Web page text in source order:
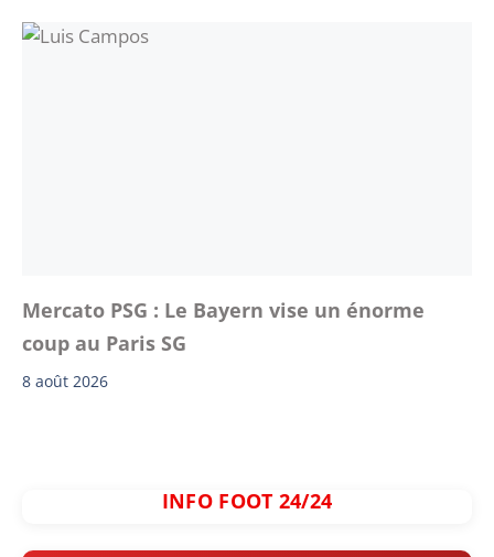
Mercato PSG : Le Bayern vise un énorme
coup au Paris SG
8 août 2026
INFO FOOT 24/24